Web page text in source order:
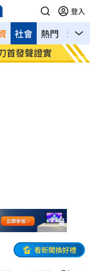
登入
熱門 影音
社會
雨最劇時間
陳時
句
看新聞換好禮